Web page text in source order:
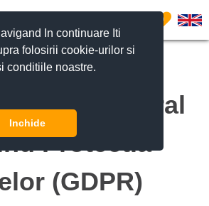
In continuare Iti
folosirii cookie-urilor si
conditiile noastre.
Inchide
0
General
Protectia
(GDPR)